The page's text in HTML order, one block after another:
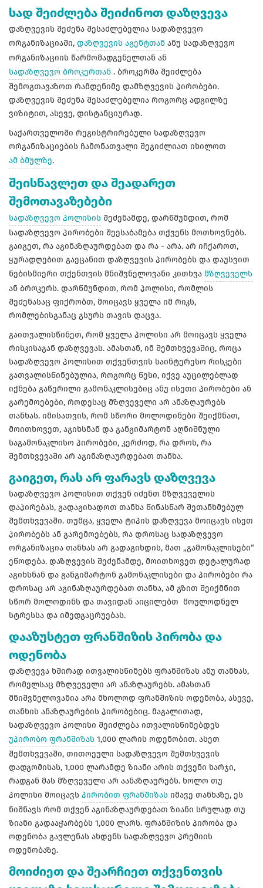
სად შეიძლება შეიძინოთ დაზღვევა
დაზღვევის შეძენა შესაძლებელია სადაზღვევო
ორგანიზაციაში, დაზღვევის აგენტთან ანუ სადაზღვევო
ორგანიზაციის წარმომადგენელთან ან
სადაზღვევო ბროკერთან . ბროკერმა შეიძლება
შემოგთავაზოთ რამდენიმე დამზღვევის პირობები.
დაზღვევის შეძენა შესაძლებელია როგორც ადგილზე
ვიზიტით, ასევე, დისტანციურად.
საქართველოში რეგისტრირებული სადაზღვევო
ორგანიზაციების ჩამონათვალი შეგიძლიათ იხილოთ
ამ ბმულზე.
შეისწავლეთ და შეადარეთ
შემოთავაზებები
სადაზღვევო პოლისის შეძენამდე, დარწმუნდით, რომ
სადაზღვევო პირობები შეესაბამება თქვენს მოთხოვნებს.
გაიგეთ, რა აგინაზღაურდებათ და რა - არა. არ იჩქაროთ,
ყურადღებით გაეცანით დაზღვევის პირობებს და დაუსვით
ნებისმიერი თქენთვის მნიშვნელოვანი კითხვა მზღვეველს
ან ბროკერს. დარწმუნდით, რომ პოლისი, რომლის
შეძენასაც ფიქრობთ, მოიცავს ყველა იმ რიკს,
რომლებისგანაც გსურს თავის დაცვა.
გაითვალისწინეთ, რომ ყველა პოლისი არ მოიცავს ყველა
რისკისაგან დაზღვევას. ამასთან, იმ შემთხვევაშიც, როცა
სადაზღვევო პოლისით თქვენთვის საინტერესო რისკები
გათვალისწინებულია, როგორც წესი, იქვე აუცილებლად
იქნება გაწერილი გამონაკლისებიც ანუ ისეთი პირობები ან
გარემოებები, როდესაც მზღვეველი არ ანაზღაურებს
თანხას. იმისათვის, რომ სწორი მოლოდინები შეიქმნათ,
მოითხოვეთ, აგიხსნან და განგიმარტონ აღნიშნული
საგამონაკლისო პირობები, კერძოდ, რა დროს, რა
შემთხვევაში არ აგინაზღაურდებათ თანხა.
გაიგეთ, რას არ ფარავს დაზღვევა
სადაზღვევო პოლისით თქვენ იძენთ მზღვეველის
დაპირებას, გადაგიხადოთ თანხა წინასწარ შეთანხმებულ
შემთხვევაში. თუმცა, ყველა ტიპის დაზღვევა მოიცავს ისეთ
პირობებს ან გარემოებებს, რა დროსაც სადაზღვევო
ორგანიზაცია თანხას არ გადაგიხდის, მათ „გამონაკლისები“
ეწოდება. დაზღვევის შეძენამდე, მოითხოვეთ დეტალურად
აგიხსნან და განგიმარტონ გამონაკლისები და პირობები რა
დროსაც არ აგინაზღაურდებათ თანხა, ამ გზით შეიქმნით
სწორ მოლოდინს და თავიდან აიცილებთ მოულოდნელ
სტრესსა და იმედგაცრუებას.
დააზუსტეთ ფრანშიზის პირობა და
ოდენობა
დაზღვევა ხშირად ითვალისწინებს ფრანშიზას ანუ თანხას,
რომელსაც მზღვეველი არ ანაზღაურებს. ამასთან
მნიშვნელოვანია არა მხოლოდ ფრანშიზის ოდენობა, ასევე,
თანხის ანაზღაურების პირობებიც. მაგალითად,
სადაზღვევო პოლისი შეიძლება ითვალისწინებდეს
უპირობო ფრანშიზას 1,000 ლარის ოდენობით. ასეთ
შემთხვევაში, თითოეული სადაზღვევო შემთხვევის
დადგომისას, 1,000 ლარამდე ზიანი არის თქვენი ხარჯი,
რადგან მას მზღვეველი არ აანაზღაურებს. ხოლო თუ
პოლისი მოიცავს პირობით ფრანშიზას იმავე თანხაზე, ეს
ნიშნავს რომ თქვენ აგინაზღაურდებათ ზიანი სრულად თუ
ზიანი გადააჭარბებს 1,000 ლარს. ფრანშიზის პირობა და
ოდენობა გავლენას ახდენს სადაზღვევო პრემიის
ოდენობაზე.
მოიძიეთ და შეარჩიეთ თქვენთვის